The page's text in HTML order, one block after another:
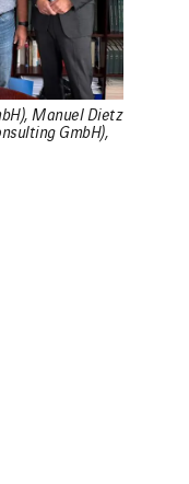
Manuel Dietz
GmbH),